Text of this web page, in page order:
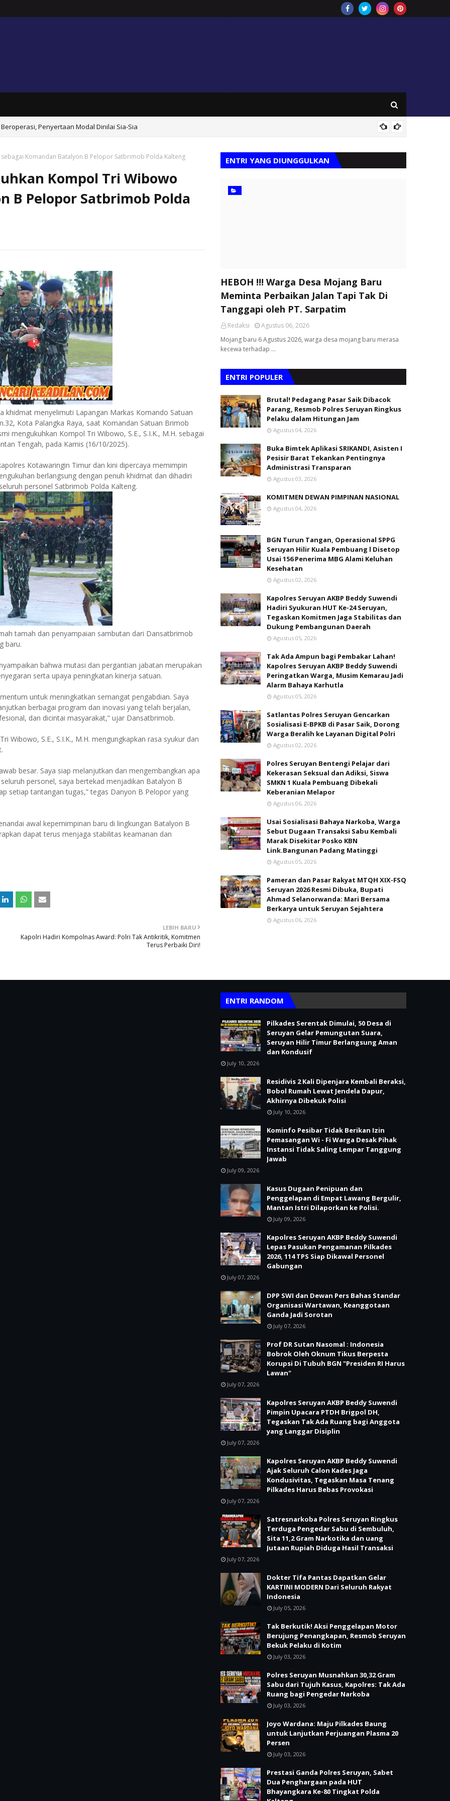
Penyertaan Modal Dinilai Sia-Sia
Komandan Batalyon B Pelopor Satbrimob Polda Kalteng
Kompol Tri Wibowo
B Pelopor Satbrimob Polda
khidmat menyelimuti Lapangan Markas Komando Satuan
Kota Palangka Raya, saat Komandan Satuan Brimob
mengukuhkan Kompol Tri Wibowo, S.E., S.I.K., M.H. sebagai
Tengah, pada Kamis (16/10/2025).
Kotawaringin Timur dan kini dipercaya memimpin
berlangsung dengan penuh khidmat dan dihadiri
personel Satbrimob Polda Kalteng.
tamah dan penyampaian sambutan dari Dansatbrimob
baru.
bahwa mutasi dan pergantian jabatan merupakan
serta upaya peningkatan kinerja satuan.
untuk meningkatkan semangat pengabdian. Saya
berbagai program dan inovasi yang telah berjalan,
dan dicintai masyarakat,” ujar Dansatbrimob.
Wibowo, S.E., S.I.K., M.H. mengungkapkan rasa syukur dan
besar. Saya siap melanjutkan dan mengembangkan apa
personel, saya bertekad menjadikan Batalyon B
setiap tantangan tugas,” tegas Danyon B Pelopor yang
awal kepemimpinan baru di lingkungan Batalyon B
dapat terus menjaga stabilitas keamanan dan
LEBIH BARU
Kapolri Hadiri Kompolnas Award: Polri Tak Antikritik, Komitmen
Terus Perbaiki Diri!
ENTRI YANG DIUNGGULKAN
HEBOH !!! Warga Desa Mojang Baru
Meminta Perbaikan Jalan Tapi Tak Di
Tanggapi oleh PT. Sarpatim
Redaksi
Agustus 06, 2026
Mojang baru 6 Agustus 2026, warga desa mojang baru merasa
kecewa terhadap …
ENTRI POPULER
Brutal! Pedagang Pasar Saik Dibacok
Parang, Resmob Polres Seruyan Ringkus
Pelaku dalam Hitungan Jam
Agustus 04, 2026
Buka Bimtek Aplikasi SRIKANDI, Asisten I
Pesisir Barat Tekankan Pentingnya
Administrasi Transparan
Agustus 03, 2026
KOMITMEN DEWAN PIMPINAN NASIONAL
Agustus 04, 2026
BGN Turun Tangan, Operasional SPPG
Seruyan Hilir Kuala Pembuang l Disetop
Usai 156 Penerima MBG Alami Keluhan
Kesehatan
Agustus 02, 2026
Kapolres Seruyan AKBP Beddy Suwendi
Hadiri Syukuran HUT Ke-24 Seruyan,
Tegaskan Komitmen Jaga Stabilitas dan
Dukung Pembangunan Daerah
Agustus 05, 2026
Tak Ada Ampun bagi Pembakar Lahan!
Kapolres Seruyan AKBP Beddy Suwendi
Peringatkan Warga, Musim Kemarau Jadi
Alarm Bahaya Karhutla
Agustus 05, 2026
Satlantas Polres Seruyan Gencarkan
Sosialisasi E-BPKB di Pasar Saik, Dorong
Warga Beralih ke Layanan Digital Polri
Agustus 02, 2026
Polres Seruyan Bentengi Pelajar dari
Kekerasan Seksual dan Adiksi, Siswa
SMKN 1 Kuala Pembuang Dibekali
Keberanian Melapor
Agustus 06, 2026
Usai Sosialisasi Bahaya Narkoba, Warga
Sebut Dugaan Transaksi Sabu Kembali
Marak Disekitar Posko KBN
Link.Bangunan Padang Matinggi
Agustus 05, 2026
Pameran dan Pasar Rakyat MTQH XIX-FSQ
Seruyan 2026 Resmi Dibuka, Bupati
Ahmad Selanorwanda: Mari Bersama
Berkarya untuk Seruyan Sejahtera
Agustus 06, 2026
ENTRI RANDOM
Pilkades Serentak Dimulai, 50 Desa di
Seruyan Gelar Pemungutan Suara,
Seruyan Hilir Timur Berlangsung Aman
dan Kondusif
July 10, 2026
Residivis 2 Kali Dipenjara Kembali Beraksi,
Bobol Rumah Lewat Jendela Dapur,
Akhirnya Dibekuk Polisi
July 10, 2026
Kominfo Pesibar Tidak Berikan Izin
Pemasangan Wi - Fi Warga Desak Pihak
Instansi Tidak Saling Lempar Tanggung
Jawab
July 09, 2026
Kasus Dugaan Penipuan dan
Penggelapan di Empat Lawang Bergulir,
Mantan Istri Dilaporkan ke Polisi.
July 09, 2026
Kapolres Seruyan AKBP Beddy Suwendi
Lepas Pasukan Pengamanan Pilkades
2026, 114 TPS Siap Dikawal Personel
Gabungan
July 07, 2026
DPP SWI dan Dewan Pers Bahas Standar
Organisasi Wartawan, Keanggotaan
Ganda Jadi Sorotan
July 07, 2026
Prof DR Sutan Nasomal : Indonesia
Bobrok Oleh Oknum Tikus Berpesta
Korupsi Di Tubuh BGN "Presiden RI Harus
Lawan"
July 07, 2026
Kapolres Seruyan AKBP Beddy Suwendi
Pimpin Upacara PTDH Brigpol DH,
Tegaskan Tak Ada Ruang bagi Anggota
yang Langgar Disiplin
July 07, 2026
Kapolres Seruyan AKBP Beddy Suwendi
Ajak Seluruh Calon Kades Jaga
Kondusivitas, Tegaskan Masa Tenang
Pilkades Harus Bebas Provokasi
July 07, 2026
Satresnarkoba Polres Seruyan Ringkus
Terduga Pengedar Sabu di Sembuluh,
Sita 11,2 Gram Narkotika dan uang
Jutaan Rupiah Diduga Hasil Transaksi
July 07, 2026
Dokter Tifa Pantas Dapatkan Gelar
KARTINI MODERN Dari Seluruh Rakyat
Indonesia
July 05, 2026
Tak Berkutik! Aksi Penggelapan Motor
Berujung Penangkapan, Resmob Seruyan
Bekuk Pelaku di Kotim
July 03, 2026
Polres Seruyan Musnahkan 30,32 Gram
Sabu dari Tujuh Kasus, Kapolres: Tak Ada
Ruang bagi Pengedar Narkoba
July 03, 2026
Joyo Wardana: Maju Pilkades Baung
untuk Lanjutkan Perjuangan Plasma 20
Persen
July 03, 2026
Prestasi Ganda Polres Seruyan, Sabet
Dua Penghargaan pada HUT
Bhayangkara Ke-80 Tingkat Polda